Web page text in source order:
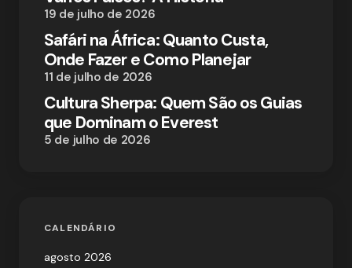
19 de julho de 2026
Safári na África: Quanto Custa,
Onde Fazer e Como Planejar
11 de julho de 2026
Cultura Sherpa: Quem São os Guias
que Dominam o Everest
5 de julho de 2026
CALENDÁRIO
agosto 2026